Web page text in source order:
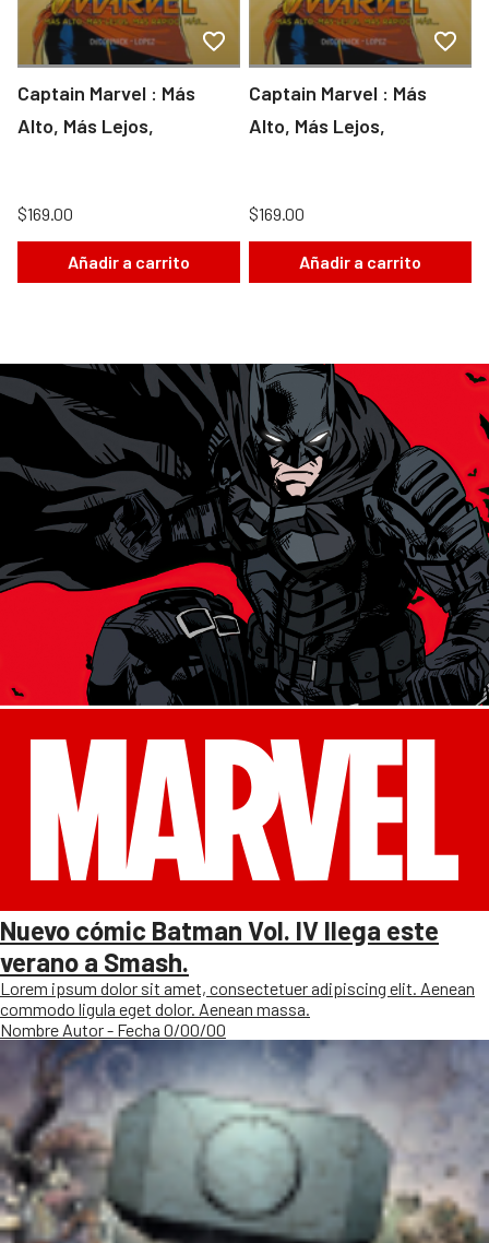
Captain Marvel : Más
Alto, Más Lejos,
$169.00
Añadir a carrito
Captain Marvel : Más
Alto, Más Lejos,
$169.00
Añadir a carrito
Nuevo cómic Batman Vol. IV llega este
verano a Smash.
Lorem ipsum dolor sit amet, consectetuer adipiscing elit. Aenean
commodo ligula eget dolor. Aenean massa.
Nombre Autor - Fecha 0/00/00